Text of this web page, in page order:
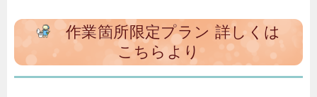
作業箇所限定プラン 詳しくは
こちらより